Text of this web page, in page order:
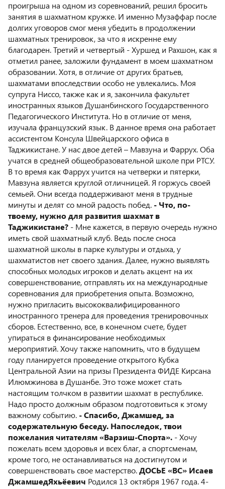
проигрыша на одном из соревнований, решил бросить
занятия в шахматном кружке. И именно Музаффар после
долгих уговоров смог меня убедить в продолжении
шахматных тренировок, за что я искренне ему
благодарен. Третий и четвертый - Хуршед и Рахшон, как я
отметил ранее, заложили фундамент в моем шахматном
образовании. Хотя, в отличие от других братьев,
шахматами впоследствии особо не увлекались. Моя
супруга Ниссо, также как и я, закончила факультет
иностранных языков Душанбинского Государственного
Педагогического Института. Но в отличие от меня,
изучала французский язык. В данное время она работает
ассистентом Консула Швейцарского офиса в
Таджикистане. У нас двое детей – Мавзуна и Фаррух. Оба
учатся в средней общеобразовательной школе при РТСУ.
В то время как Фаррух учится на четверки и пятерки,
Мавзуна является круглой отличницей. Я горжусь своей
семьей. Они всегда поддерживают меня в трудные
минуты и делят со мной радость побед. - Что, по-
твоему, нужно для развития шахмат в
Таджикистане? - Мне кажется, в первую очередь нужно
иметь свой шахматный клуб. Ведь после сноса
шахматной школы в парке культуры и отдыха, у
шахматистов нет своего здания. Далее, нужно выявлять
способных молодых игроков и делать акцент на их
совершенствование, отправлять их на международные
соревнования для приобретения опыта. Возможно,
нужно пригласить высококвалифицированного
иностранного тренера для проведения тренировочных
сборов. Естественно, все, в конечном счете, будет
упираться в финансирование необходимых
мероприятий. Хочу также напомнить, что в будущем
году планируется проведение открытого Кубка
Центральной Азии на призы Президента ФИДЕ Кирсана
Илюмжинова в Душанбе. Это тоже может стать
настоящим толчком в развитии шахмат в республике.
Надо просто должным образом подготовиться к этому
важному событию. - Спасибо, Джамшед, за
содержательную беседу. Напоследок, твои
пожелания читателям «Варзиш-Спорта». - Хочу
пожелать всем здоровья и всех благ, а спортсменам,
кроме того, не останавливаться на достигнутом и
совершенствовать свое мастерство.ДОСЬЕ «ВС» Исаев
ДжамшедЯхьёевич Родился 13 октября 1967 года. 4-